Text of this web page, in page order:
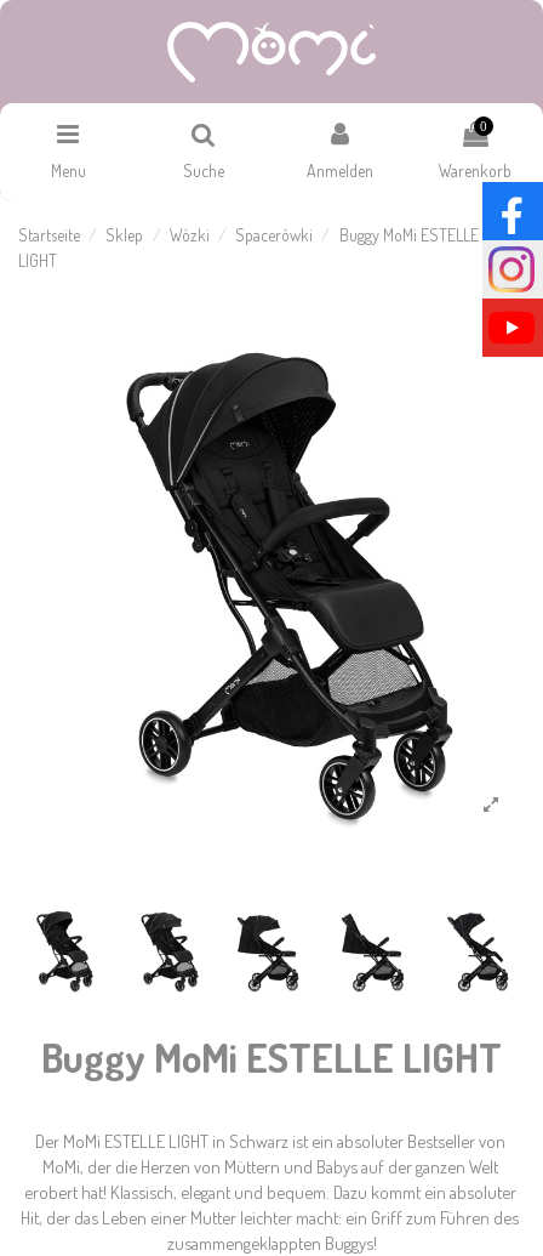
Menu Suche Anmelden
0
Warenkorb
Startseite Sklep Wózki Spacerówki
Buggy MoMi ESTELLE
LIGHT
Buggy MoMi ESTELLE LIGHT
Der MoMi ESTELLE LIGHT in Schwarz ist ein absoluter Bestseller von
MoMi, der die Herzen von Müttern und Babys auf der ganzen Welt
erobert hat! Klassisch, elegant und bequem. Dazu kommt ein absoluter
Hit, der das Leben einer Mutter leichter macht: ein Griff zum Führen des
zusammengeklappten Buggys!